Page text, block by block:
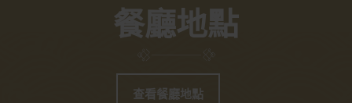
餐廳地點
查看餐廳地點